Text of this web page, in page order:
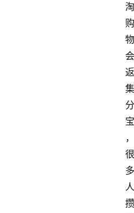
淘
购
物
会
返
集
分
宝
，
很
多
人
攒